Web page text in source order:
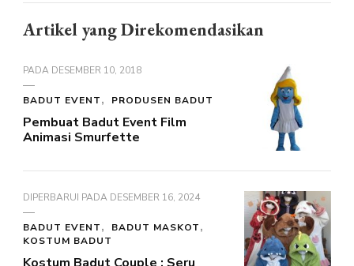
Artikel yang Direkomendasikan
PADA DESEMBER 10, 2018
BADUT EVENT PRODUSEN BADUT
Pembuat Badut Event Film
Animasi Smurfette
DIPERBARUI PADA DESEMBER 16, 2024
BADUT EVENT
BADUT MASKOT
KOSTUM BADUT